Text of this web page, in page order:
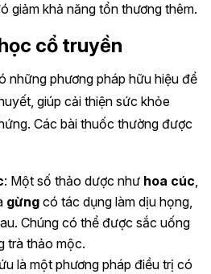
giảm khả năng tổn thương thêm.
cổ truyền
những phương pháp hữu hiệu để
giúp cải thiện sức khỏe
Các bài thuốc thường được
: Một số thảo dược như hoa cúc,
gừng có tác dụng làm dịu họng,
Chúng có thể được sắc uống
trà thảo mộc.
là một phương pháp điều trị có